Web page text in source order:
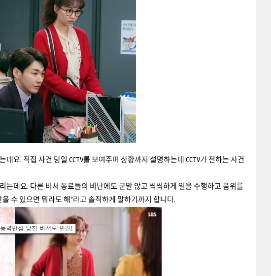
요. 직접 사건 당일 CCTV를 보여주며 상황까지 설명하는데 CCTV가 전하는 사건
데요. 다른 비서 동료들의 비난에도 군말 않고 씩씩하게 일을 수행하고 품위를
수 있으면 뭐라도 해"라고 솔직하게 말하기까지 합니다.